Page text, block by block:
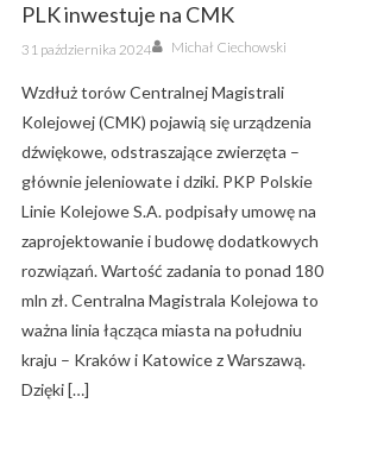
PLK inwestuje na CMK
Posted
on
31 października 2024 Author
Michał Ciechowski
Wzdłuż torów Centralnej Magistrali
Kolejowej (CMK) pojawią się urządzenia
dźwiękowe, odstraszające zwierzęta –
głównie jeleniowate i dziki. PKP Polskie
Linie Kolejowe S.A. podpisały umowę na
zaprojektowanie i budowę dodatkowych
rozwiązań. Wartość zadania to ponad 180
mln zł. Centralna Magistrala Kolejowa to
ważna linia łącząca miasta na południu
kraju – Kraków i Katowice z Warszawą.
Dzięki […]